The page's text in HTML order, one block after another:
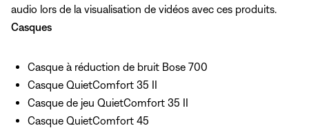
audio lors de la visualisation de vidéos avec ces produits.
Casques
Casque à réduction de bruit Bose 700
Casque QuietComfort 35 II
Casque de jeu QuietComfort 35 II
Casque QuietComfort 45